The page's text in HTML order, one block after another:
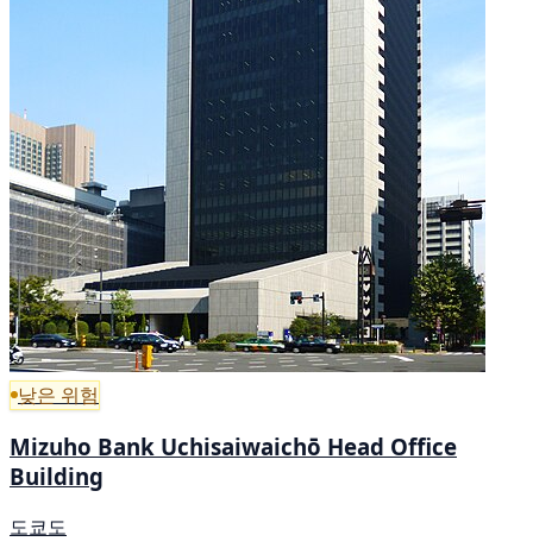
낮은 위험
Mizuho Bank Uchisaiwaichō Head Office
Building
도쿄도